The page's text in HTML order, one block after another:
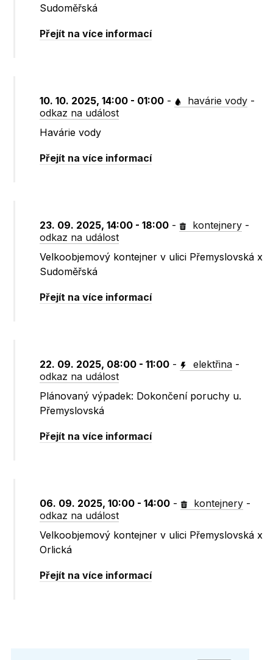
Sudoměřská
Přejít na více informací
10. 10. 2025, 14:00 - 01:00 - havárie vody -
odkaz na událost
Havárie vody
Přejít na více informací
23. 09. 2025, 14:00 - 18:00 - kontejnery -
odkaz na událost
Velkoobjemový kontejner v ulici Přemyslovská x
Sudoměřská
Přejít na více informací
22. 09. 2025, 08:00 - 11:00 - elektřina -
odkaz na událost
Plánovaný výpadek: Dokončení poruchy u.
Přemyslovská
Přejít na více informací
06. 09. 2025, 10:00 - 14:00 - kontejnery -
odkaz na událost
Velkoobjemový kontejner v ulici Přemyslovská x
Orlická
Přejít na více informací